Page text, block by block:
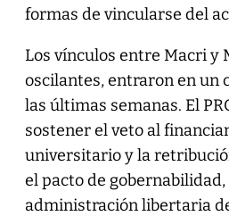
formas de vincularse del
Los vínculos entre Macri y
oscilantes, entraron en un
las últimas semanas. El
sostener el veto al
universitario y la
el pacto de
administración libertaria